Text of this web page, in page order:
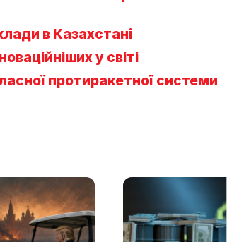
в Казахстані
у світі
протиракетної системи